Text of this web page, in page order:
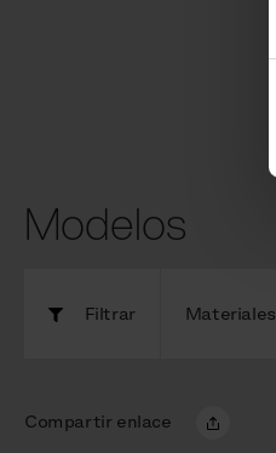
Modelos
Filtrar Materiales
Compartir enlace